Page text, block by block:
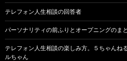
テレフォン人生相談の回答者
パーソナリティの前ふりとオープニングのま
テレフォン人生相談の楽しみ方。５ちゃんね
ルちゃん